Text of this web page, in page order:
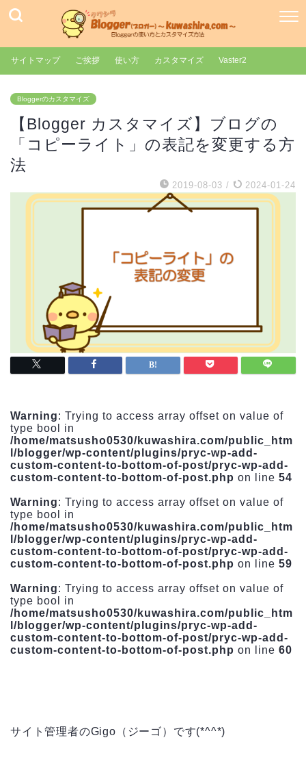
サイトマップ ご挨拶 使い方 カスタマイズ Vaster2
Bloggerのカスタマイズ
【Blogger カスタマイズ】ブログの
「コピーライト」の表記を変更する方
法
2019-08-03 / 2024-01-24
Warning: Trying to access array offset on value of
type bool in
/home/matsusho0530/kuwashira.com/public_htm
l/blogger/wp-content/plugins/pryc-wp-add-
custom-content-to-bottom-of-post/pryc-wp-add-
custom-content-to-bottom-of-post.php on line 54
Warning: Trying to access array offset on value of
type bool in
/home/matsusho0530/kuwashira.com/public_htm
l/blogger/wp-content/plugins/pryc-wp-add-
custom-content-to-bottom-of-post/pryc-wp-add-
custom-content-to-bottom-of-post.php on line 59
Warning: Trying to access array offset on value of
type bool in
/home/matsusho0530/kuwashira.com/public_htm
l/blogger/wp-content/plugins/pryc-wp-add-
custom-content-to-bottom-of-post/pryc-wp-add-
custom-content-to-bottom-of-post.php on line 60
サイト管理者のGigo（ジーゴ）です(*^^*)